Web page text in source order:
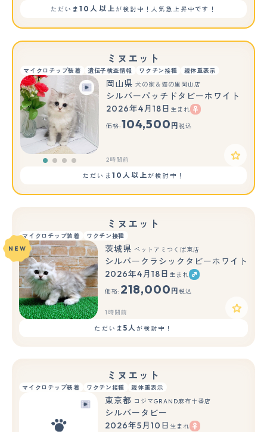
ただいま10人以上が検討中！人気急上昇中です！
ミヌエット
マイクロチップ装着 遺伝子検査情報 ワクチン接種 親体重表示
岡山県 犬の家＆猫の里岡山店
シルバーパッチドタビーホワイト
2026年4月18日 生まれ
価格:104,500 円 税込
2時間前
ただいま 10人以上が検討中！
ミヌエット
マイクロチップ装着
ワクチン接種
NEW
茨城県 ペットアミつくば東店
シルバークラシックタビーホワイト
2026年4月18日 生まれ
価格: 218,000 円 税込
1時間前
ただいま 5人が検討中！
ミヌエット
マイクロチップ装着 ワクチン接種 親体重表示
東京都 コジマGRAND麻布十番店
シルバータビー
2026年5月10日 生まれ